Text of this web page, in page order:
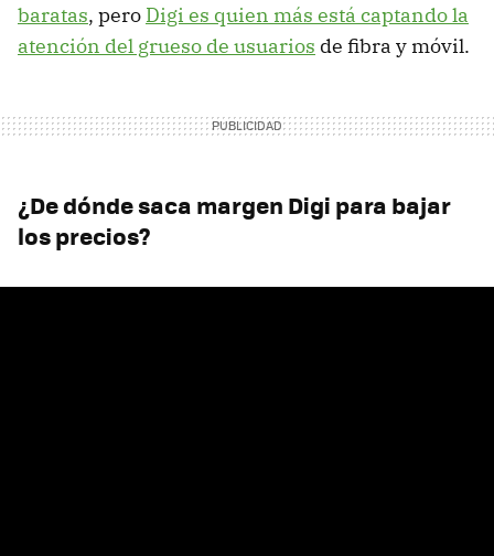
baratas, pero Digi es quien más está captando la
atención del grueso de usuarios de fibra y móvil.
¿De dónde saca margen Digi para bajar
los precios?